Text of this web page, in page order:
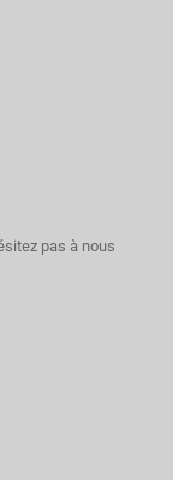
pas à nous